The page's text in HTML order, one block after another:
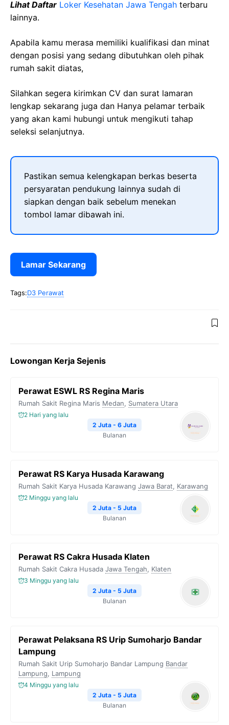
Lihat Daftar Loker Kesehatan Jawa Tengah terbaru
lainnya.
Apabila kamu merasa memiliki kualifikasi dan minat
dengan posisi yang sedang dibutuhkan oleh pihak
rumah sakit diatas,
Silahkan segera kirimkan CV dan surat lamaran
lengkap sekarang juga dan Hanya pelamar terbaik
yang akan kami hubungi untuk mengikuti tahap
seleksi selanjutnya.
Pastikan semua kelengkapan berkas beserta
persyaratan pendukung lainnya sudah di
siapkan dengan baik sebelum menekan
tombol lamar dibawah ini.
Lamar Sekarang
Tags:D3 Perawat
Lowongan Kerja Sejenis
Perawat ESWL RS Regina Maris
Rumah Sakit Regina Maris Medan, Sumatera Utara
2 Hari yang lalu
2 Juta - 6 Juta
Bulanan
Perawat RS Karya Husada Karawang
Rumah Sakit Karya Husada Karawang Jawa Barat, Karawang
2 Minggu yang lalu
2 Juta - 5 Juta
Bulanan
Perawat RS Cakra Husada Klaten
Rumah Sakit Cakra Husada Jawa Tengah, Klaten
3 Minggu yang lalu
2 Juta - 5 Juta
Bulanan
Perawat Pelaksana RS Urip Sumoharjo Bandar
Lampung
Rumah Sakit Urip Sumoharjo Bandar Lampung Bandar
Lampung, Lampung
4 Minggu yang lalu
2 Juta - 5 Juta
Bulanan